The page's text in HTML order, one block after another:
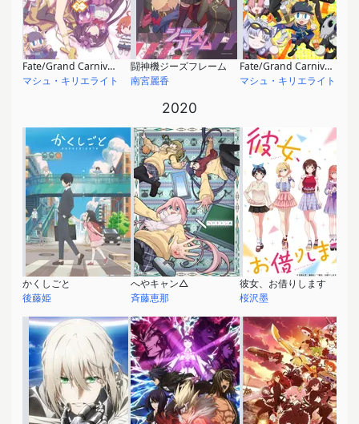
Fate/Grand Carnival [2nd Season]
マシュ・キリエライト
闘神機ジーズフレーム
南宮麗香
Fate/Grand Carnival [1st Season]
マシュ・キリエライト
2020
かくしごと
後藤姫
へやキャン△
斉藤恵那
彼女、お借りします
桜沢墨